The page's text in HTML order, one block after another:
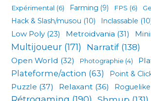
Expérimental (6) Farming (9) FPS (6)
Hack & Slash/musou (10) Inclassable
Low Poly (23) Metroidvania (31)
Multijoueur (171) Narratif(138)
Open World (32) Photographie (4)
Plateforme/action (63) Point &
Puzzle (37) Relaxant (36) Roguelike